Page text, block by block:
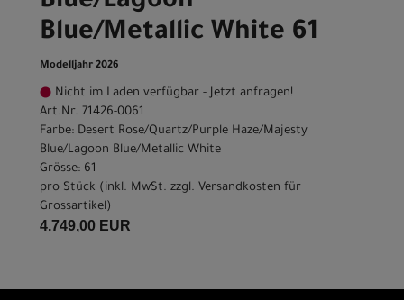
Blue/Metallic White 61
Modelljahr 2026
Nicht im Laden verfügbar - Jetzt anfragen!
Art.Nr. 71426-0061
Farbe: Desert Rose/Quartz/Purple Haze/Majesty
Blue/Lagoon Blue/Metallic White
Grösse: 61
pro Stück (inkl. MwSt. zzgl. Versandkosten für
Grossartikel)
4.749,00 EUR